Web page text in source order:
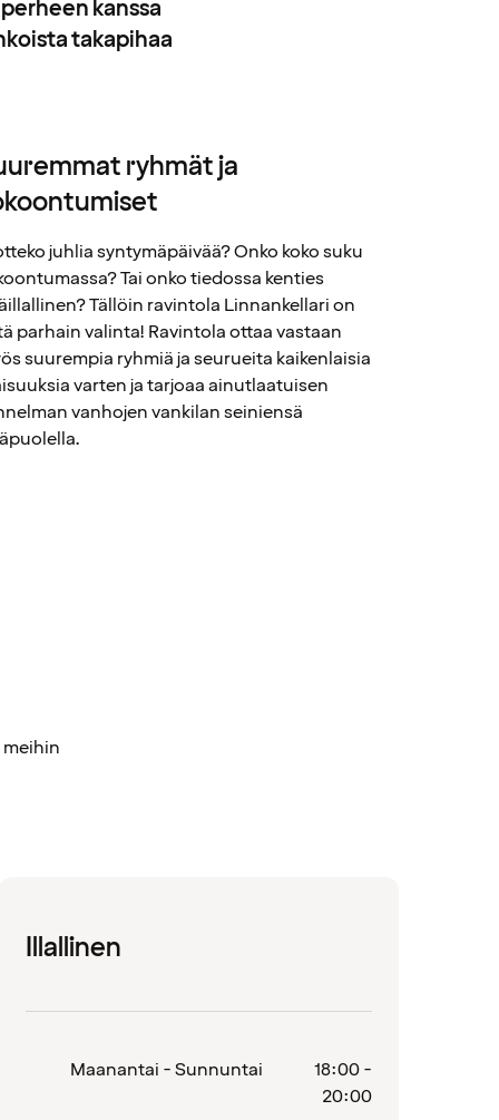
kanssa
takapihaa
ryhmät ja
juhlia syntymäpäivää? Onko koko suku
Tai onko tiedossa kenties
Tällöin ravintola Linnankellari on
parhain valinta! Ravintola ottaa vastaan
suurempia ryhmiä ja seurueita kaikenlaisia
varten ja tarjoaa ainutlaatuisen
vanhojen vankilan seiniensä
Illallinen
Maanantai - Sunnuntai
18:00 -
20:00